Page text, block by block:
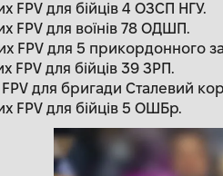
FPV для бійців 4 ОЗСП НГУ.
FPV для воїнів 78 ОДШП.
FPV для 5 прикордонного
FPV для бійців 39 ЗРП.
FPV для бригади Сталевий
FPV для бійців 5 ОШБр.